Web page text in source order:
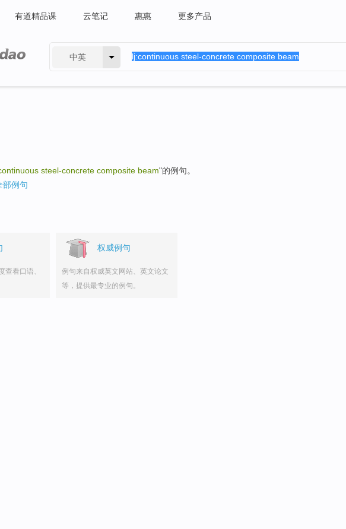
有道精品课 云笔记 惠惠 更多产品
中英
steel-concrete composite beam"的例句。
部例句
查看口语、
权威例句
例句来自权威英文网站、英文论文
等，提供最专业的例句。